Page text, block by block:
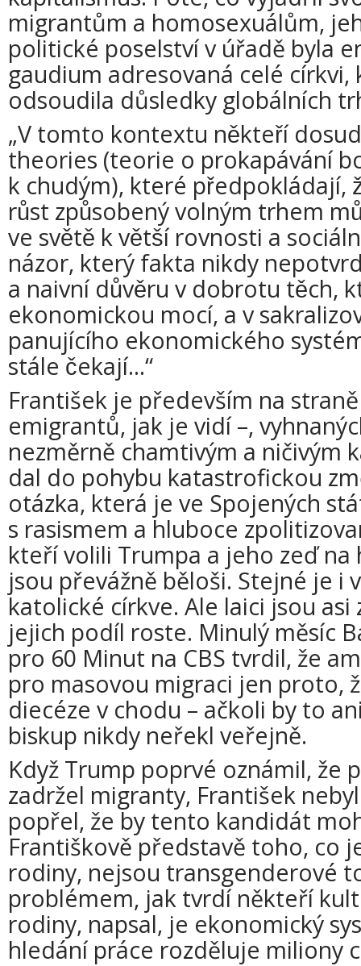
migrantům a homosexuálům,
politické poselství v úřadě byla
gaudium adresovaná celé
odsoudila důsledky globálních
„V tomto kontextu někteří
theories (teorie o prokapávání
k chudým), které předpokládají,
růst způsobený volným trhem
ve světě k větší rovnosti a
názor, který fakta nikdy
a naivní důvěru v dobrotu těch,
ekonomickou mocí, a v
panujícího ekonomického
stále čekají...“
František je především na
emigrantů, jak je vidí –,
nezměrně chamtivým a ničivým
dal do pohybu katastrofickou
otázka, která je ve Spojených
s rasismem a hluboce
kteří volili Trumpa a jeho zeď na
jsou převážně běloši. Stejné je i
katolické církve. Ale laici jsou
jejich podíl roste. Minulý měsíc
pro 60 Minut na CBS tvrdil, že
pro masovou migraci jen proto,
diecéze v chodu – ačkoli by to
biskup nikdy neřekl veřejně.
Když Trump poprvé oznámil, že
zadržel migranty, František
popřel, že by tento kandidát
Františkově představě toho, co
rodiny, nejsou transgenderové
problémem, jak tvrdí někteří
rodiny, napsal, je ekonomický
hledání práce rozděluje miliony